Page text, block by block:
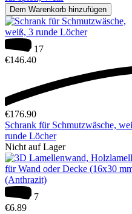
Dem Warenkorb hinzufügen
17
€146.40
€176.90
Schrank für Schmutzwäsche,
runde Löcher
Nicht auf Lager
7
€6.89